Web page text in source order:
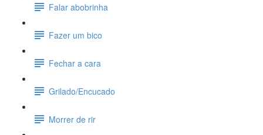
Falar abobrinha
Fazer um bico
Fechar a cara
Grilado/Encucado
Morrer de rir